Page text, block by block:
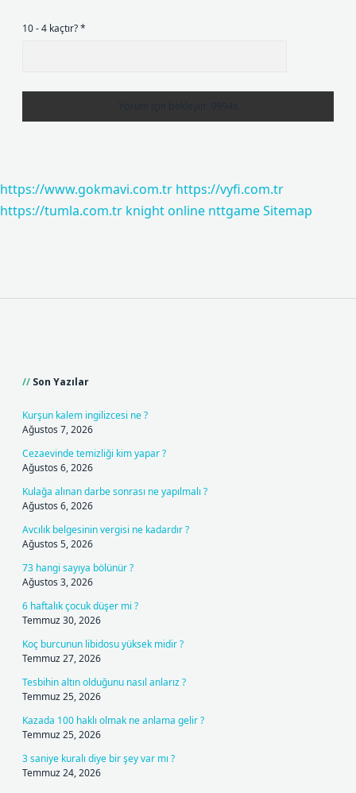
10 - 4 kaçtır?*
https://www.gokmavi.com.tr https://vyfi.com.tr
https://tumla.com.tr knight online nttgameSitemap
Son Yazılar
Kurşun kalem ingilizcesi ne ?
Ağustos 7, 2026
Cezaevinde temizliği kim yapar ?
Ağustos 6, 2026
Kulağa alınan darbe sonrası ne yapılmalı ?
Ağustos 6, 2026
Avcılık belgesinin vergisi ne kadardır ?
Ağustos 5, 2026
73 hangi sayıya bölünür ?
Ağustos 3, 2026
6 haftalık çocuk düşer mi ?
Temmuz 30, 2026
Koç burcunun libidosu yüksek midir ?
Temmuz 27, 2026
Tesbihin altın olduğunu nasıl anlarız ?
Temmuz 25, 2026
Kazada 100 haklı olmak ne anlama gelir ?
Temmuz 25, 2026
3 saniye kuralı diye bir şey var mı ?
Temmuz 24, 2026